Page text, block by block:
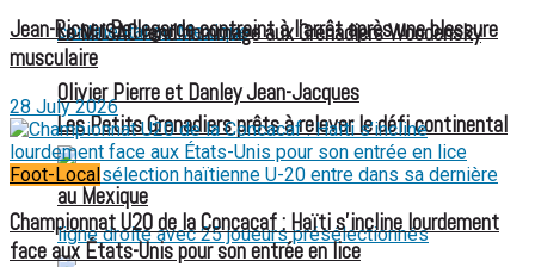
Les Petits Grenadiers prêts à relever le défi continental
au Mexique
Le MJSAC rend hommage aux Grenadiers Woodensky
Olivier Pierre et Danley Jean-Jacques
Jean-Ricner Bellegarde contraint à l’arrêt après une blessure
musculaire
28 July 2026
Foot-Local
Championnat U20 de la Concacaf : Haïti s’incline lourdement
face aux États-Unis pour son entrée en lice